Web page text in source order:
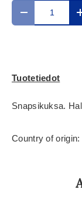
Määrä
Translation
Tuotetiedot
Snapsikuksa.
Country of origin: